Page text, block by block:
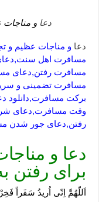
دعا و مناجات
دعا و مناجات عظیم و
مسافرت اهل
مسافرت رفتن,دعای
مسافرت تضمینی و
برکت مسافرت,دانلود
وقت مسافرت,دعای
رفتن,دعای جور شدن
دعا و
برای رفتن
اَللّهُمَّ اِنّى اُريدُ سَفَراً